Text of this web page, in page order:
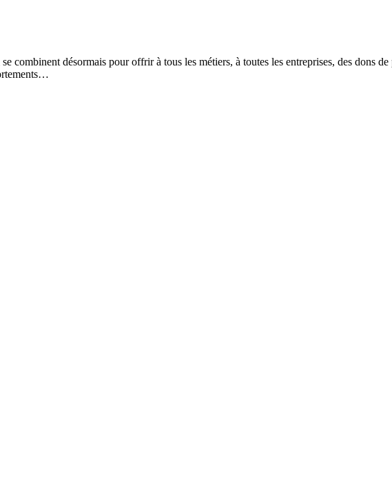
désormais pour offrir à tous les métiers, à toutes les entreprises, des dons